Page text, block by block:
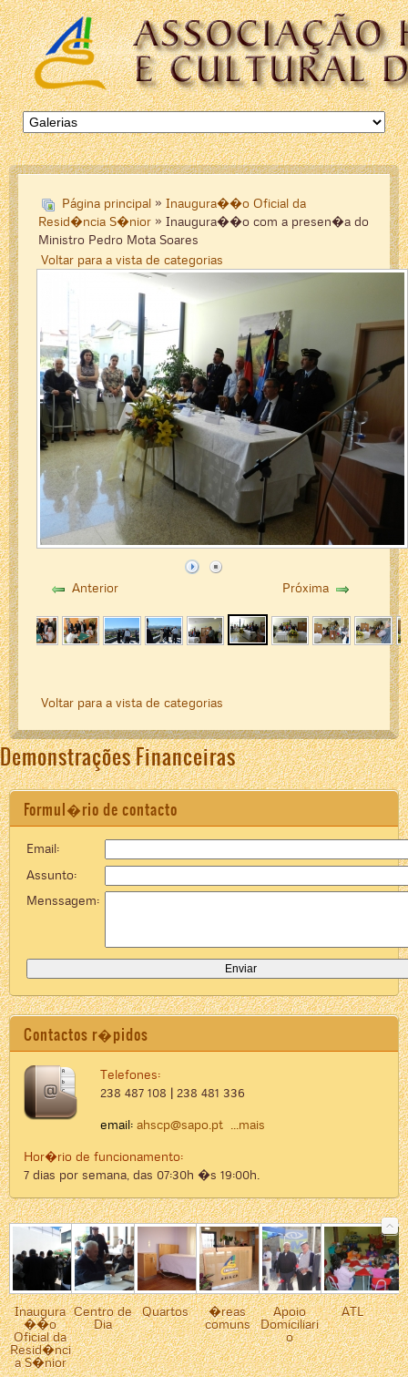
Página principal » Inaugura��o Oficial da
Resid�ncia S�nior » Inaugura��o com a presen�a do
Ministro Pedro Mota Soares
Voltar para a vista de categorias
Anterior Próxima
Voltar para a vista de categorias
Demonstrações Financeiras
Formul�rio de contacto
Email:
Assunto:
Menssagem:
Contactos r�pidos
Telefones:
238 487 108 | 238 481 336
email: ahscp@sapo.pt ...mais
Hor�rio de funcionamento:
7 dias por semana, das 07:30h �s 19:00h.
Inaugura
��o
Oficial da
Resid�nci
a S�nior
Centro de
Dia
Quartos �reas
comuns
Apoio
Domiciliari
o
ATL